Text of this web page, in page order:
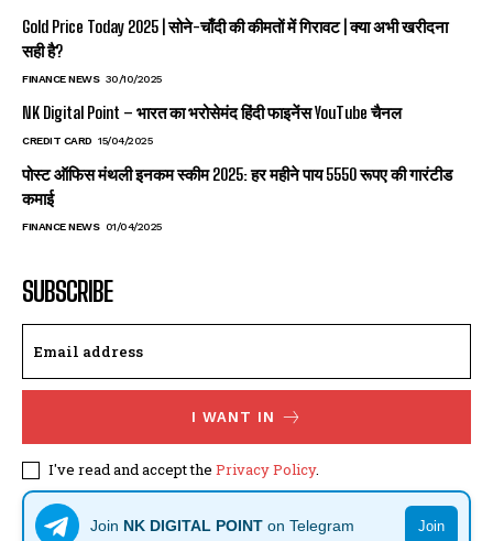
Gold Price Today 2025 | सोने-चाँदी की कीमतों में गिरावट | क्या अभी खरीदना
सही है?
FINANCE NEWS 30/10/2025
NK Digital Point – भारत का भरोसेमंद हिंदी फाइनेंस YouTube चैनल
CREDIT CARD 15/04/2025
पोस्ट ऑफिस मंथली इनकम स्कीम 2025: हर महीने पाय 5550 रूपए की गारंटीड
कमाई
FINANCE NEWS 01/04/2025
SUBSCRIBE
I WANT IN
I've read and accept the Privacy Policy.
Join NK DIGITAL POINT on Telegram Join